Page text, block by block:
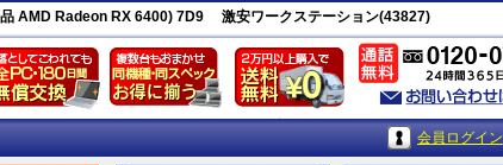
品 AMD Radeon RX 6400) 7D9 激安ワークステーション(43827)
会員ログイン